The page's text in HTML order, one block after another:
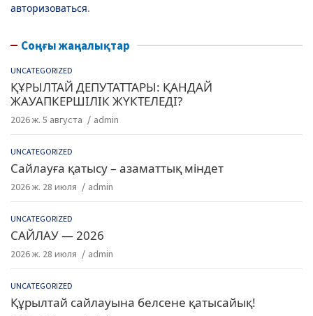
авторизоваться.
Соңғы жаңалықтар
UNCATEGORIZED
ҚҰРЫЛТАЙ ДЕПУТАТТАРЫ: ҚАНДАЙ
ЖАУАПКЕРШІЛІК ЖҮКТЕЛЕДІ?
2026 ж. 5 августа admin
UNCATEGORIZED
Сайлауға қатысу – азаматтық міндет
2026 ж. 28 июля admin
UNCATEGORIZED
САЙЛАУ — 2026
2026 ж. 28 июля admin
UNCATEGORIZED
Құрылтай сайлауына белсене қатысайық!